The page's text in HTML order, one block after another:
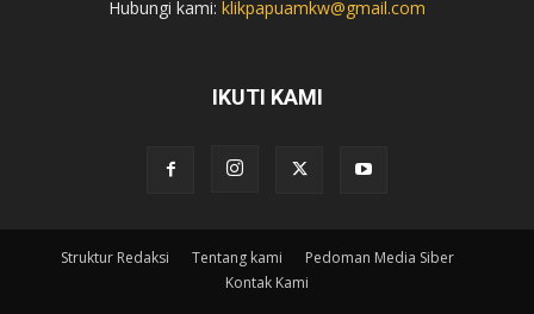
Hubungi kami: klikpapuamkw@gmail.com
IKUTI KAMI
Struktur Redaksi Tentang kami
Pedoman Media Siber
Kontak Kami